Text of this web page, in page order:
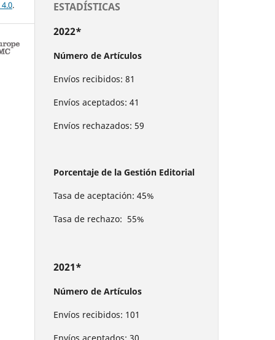
.
ESTADÍSTICAS
2022*
Número de Artículos
Envíos recibidos: 81
Envíos aceptados: 41
Envíos rechazados: 59
Porcentaje de la Gestión Editorial
Tasa de aceptación: 45%
Tasa de rechazo: 55%
2021*
Número de Artículos
Envíos recibidos: 101
Envíos aceptados: 30